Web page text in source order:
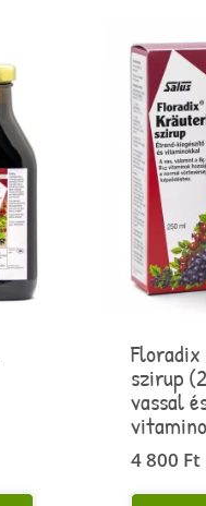
szirup
vassal
4 800 Ft